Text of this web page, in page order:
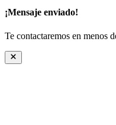
¡Mensaje enviado!
Te contactaremos en menos